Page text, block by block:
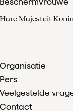
Beschermvrouwe
Hare Majesteit
Organisatie
Pers
Veelgestelde
Contact